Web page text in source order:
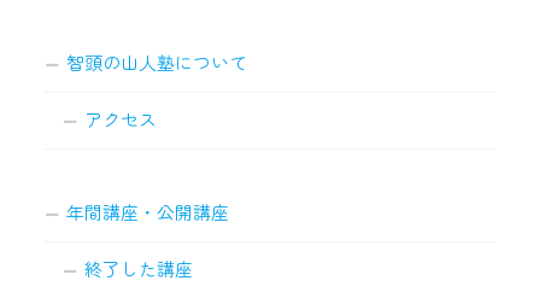
智頭の山人塾について
アクセス
年間講座・公開講座
終了した講座